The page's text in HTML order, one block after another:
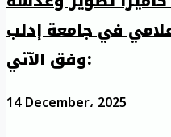
في جامعة إدلب
وفق الآتي:
14 December، 2025